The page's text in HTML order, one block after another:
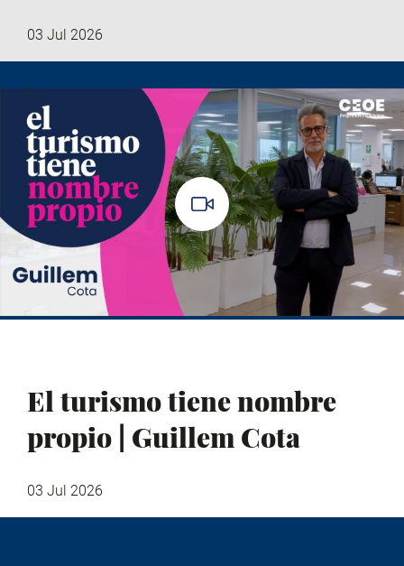
03 Jul 2026
El turismo tiene nombre
propio | Guillem Cota
03 Jul 2026